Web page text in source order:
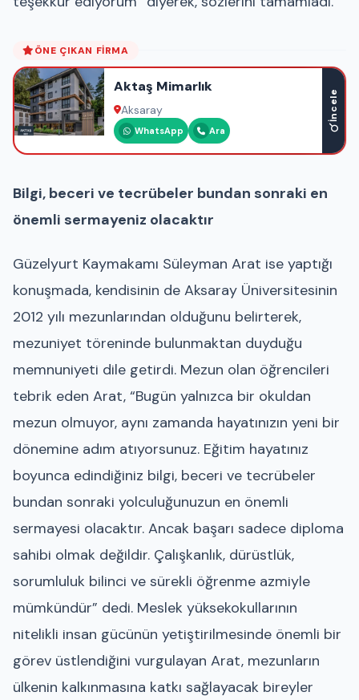
ÖNE ÇIKAN FIRMA
Aktaş Mimarlık
Aksaray
WhatsApp Ara
İncele
Bilgi, beceri ve tecrübeler bundan sonraki en
önemli sermayeniz olacaktır
Güzelyurt Kaymakamı Süleyman Arat ise yaptığı
konuşmada, kendisinin de Aksaray Üniversitesinin
2012 yılı mezunlarından olduğunu belirterek,
mezuniyet töreninde bulunmaktan duyduğu
memnuniyeti dile getirdi. Mezun olan öğrencileri
tebrik eden Arat, “Bugün yalnızca bir okuldan
mezun olmuyor, aynı zamanda hayatınızın yeni bir
dönemine adım atıyorsunuz. Eğitim hayatınız
boyunca edindiğiniz bilgi, beceri ve tecrübeler
bundan sonraki yolculuğunuzun en önemli
sermayesi olacaktır. Ancak başarı sadece diploma
sahibi olmak değildir. Çalışkanlık, dürüstlük,
sorumluluk bilinci ve sürekli öğrenme azmiyle
mümkündür” dedi. Meslek yüksekokullarının
nitelikli insan gücünün yetiştirilmesinde önemli bir
görev üstlendiğini vurgulayan Arat, mezunların
ülkenin kalkınmasına katkı sağlayacak bireyler